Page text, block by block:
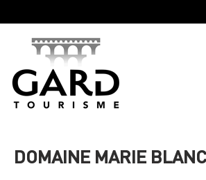
DOMAINE MARIE